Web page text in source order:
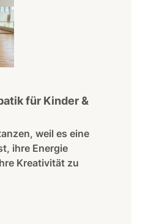
für Kinder &
weil es eine
ihre Energie
Kreativität zu